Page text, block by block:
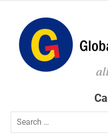
content